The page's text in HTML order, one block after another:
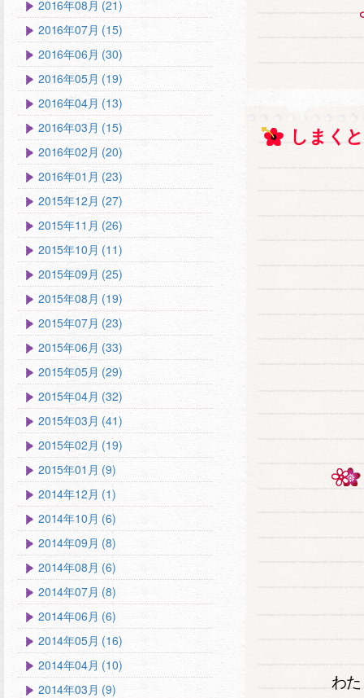
しまく
わ
2016年08月 (21)
2016年07月 (15)
2016年06月 (30)
2016年05月 (19)
2016年04月 (13)
2016年03月 (15)
2016年02月 (20)
2016年01月 (23)
2015年12月 (27)
2015年11月 (26)
2015年10月 (11)
2015年09月 (25)
2015年08月 (19)
2015年07月 (23)
2015年06月 (33)
2015年05月 (29)
2015年04月 (32)
2015年03月 (41)
2015年02月 (19)
2015年01月 (9)
2014年12月 (1)
2014年10月 (6)
2014年09月 (8)
2014年08月 (6)
2014年07月 (8)
2014年06月 (6)
2014年05月 (16)
2014年04月 (10)
2014年03月 (9)